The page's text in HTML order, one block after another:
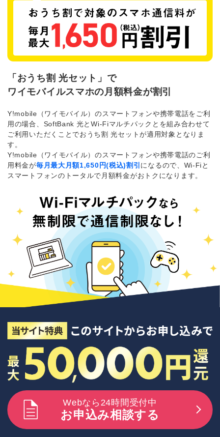
「おうち割 光セット」で
ワイモバイルスマホの月額料金が割引
Y!mobile（ワイモバイル）のスマートフォンや携帯電話をご利
用の場合、SoftBank 光とWi-Fiマルチパックとを組み合わせて
ご利用いただくことでおうち割 光セットが適用対象となりま
す。
Y!mobile（ワイモバイル）のスマートフォンや携帯電話のご利
用料金が毎月最大月額1,650円(税込)割引 になるので、Wi-Fiと
スマートフォンのトータルで月額料金がおトクになります。
Webなら24時間受付中
お申込み相談する